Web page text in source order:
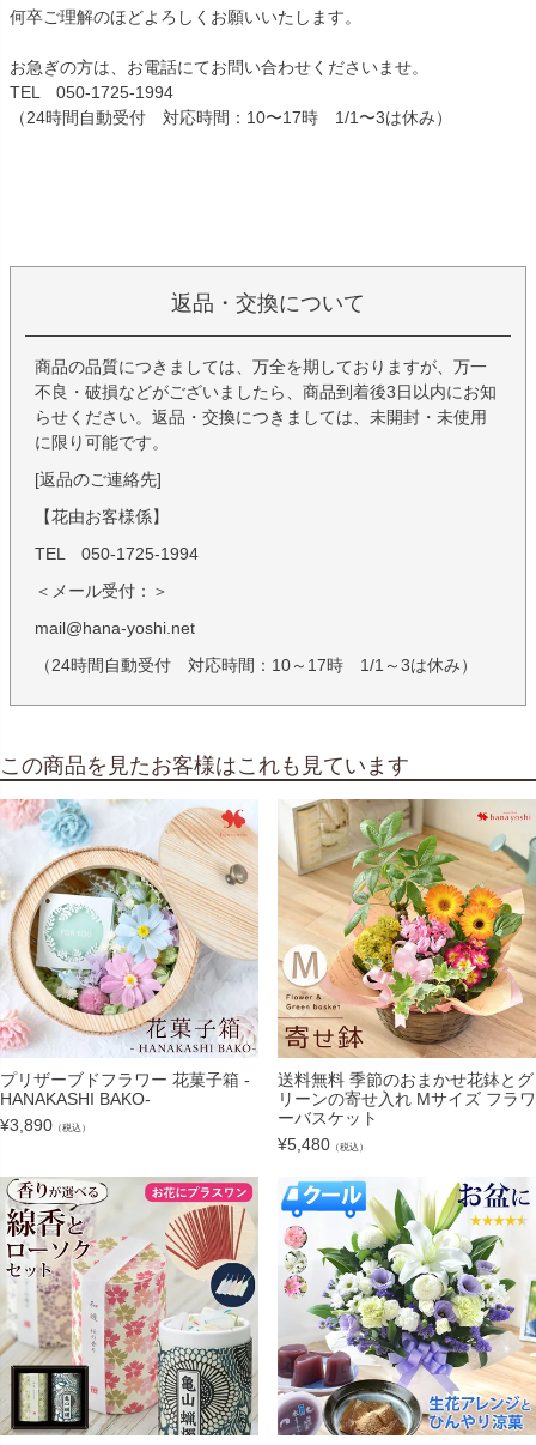
何卒ご理解のほどよろしくお願いいたします。
お急ぎの方は、お電話にてお問い合わせくださいませ。
TEL 050-1725-1994
（24時間自動受付 対応時間：10〜17時 1/1〜3は休み）
返品・交換について
商品の品質につきましては、万全を期しておりますが、万一
不良・破損などがございましたら、商品到着後3日以内にお知
らせください。返品・交換につきましては、未開封・未使用
に限り可能です。
[返品のご連絡先]
【花由お客様係】
TEL 050-1725-1994
＜メール受付：＞
mail@hana-yoshi.net
（24時間自動受付 対応時間：10～17時 1/1～3は休み）
この商品を見たお客様はこれも見ています
プリザーブドフラワー 花菓子箱 -
HANAKASHI BAKO-
¥3,890 （税込）
送料無料 季節のおまかせ花鉢とグ
リーンの寄せ入れ Mサイズ フラワ
ーバスケット
¥5,480 （税込）